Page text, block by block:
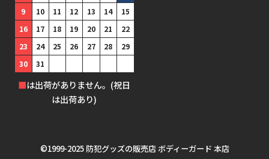
9
10 11 12 13 14
15
16
17 18 19 20 21
22
23
24 25 26 27 28
29
30
31
■は出荷がありません。(祝日
は出荷あり)
©1999-2025 防犯グッズの販売店 ボディーガード 本店